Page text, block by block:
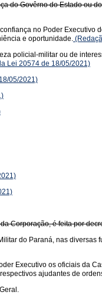
do Govêrno do Estado ou
no Poder
e oportunidade.
policial-militar ou de
Lei 20574 de 18/05/2021)
05/2021)
Corporação, é feita por
do Paraná, nas
Executivo os oficiais da
ajudantes de